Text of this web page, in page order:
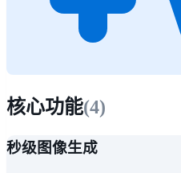
核心功能(4)
秒级图像生成